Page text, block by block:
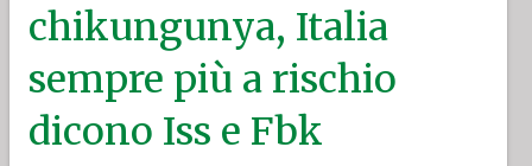
chikungunya, Italia
sempre più a rischio
dicono Iss e Fbk